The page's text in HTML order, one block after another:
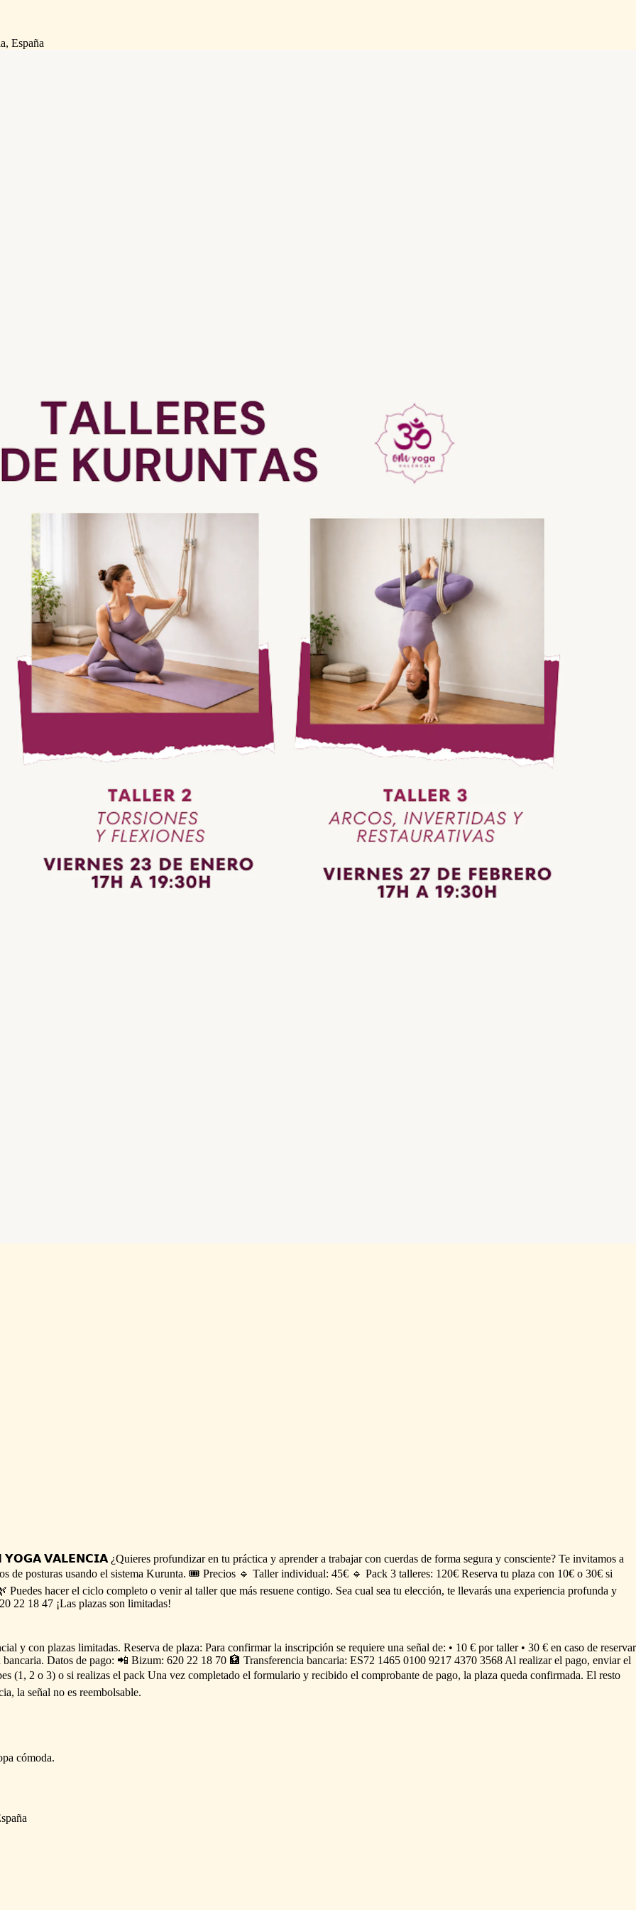
España
𝗬𝗢𝗚𝗔 𝗩𝗔𝗟𝗘𝗡𝗖𝗜𝗔 ¿Quieres profundizar en tu práctica y aprender a trabajar con cuerdas de forma segura y consciente? Te invitamos a
de posturas usando el sistema Kurunta. 🎟️ Precios 🔹 Taller individual: 45€ 🔹 Pack 3 talleres: 120€ Reserva tu plaza con 10€ o 30€ si
Puedes hacer el ciclo completo o venir al taller que más resuene contigo. Sea cual sea tu elección, te llevarás una experiencia profunda y
22 18 47 ¡Las plazas son limitadas!
y con plazas limitadas. Reserva de plaza: Para confirmar la inscripción se requiere una señal de: • 10 € por taller • 30 € en caso de reservar
bancaria. Datos de pago: 📲 Bizum: 620 22 18 70 🏦 Transferencia bancaria: ES72 1465 0100 9217 4370 3568 Al realizar el pago, enviar el
(1, 2 o 3) o si realizas el pack Una vez completado el formulario y recibido el comprobante de pago, la plaza queda confirmada. El resto
la señal no es reembolsable.
cómoda.